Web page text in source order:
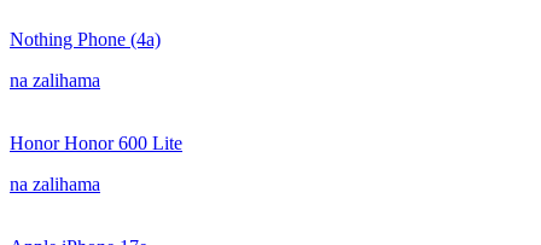
Nothing Phone (4a)
na zalihama
Honor Honor 600 Lite
na zalihama